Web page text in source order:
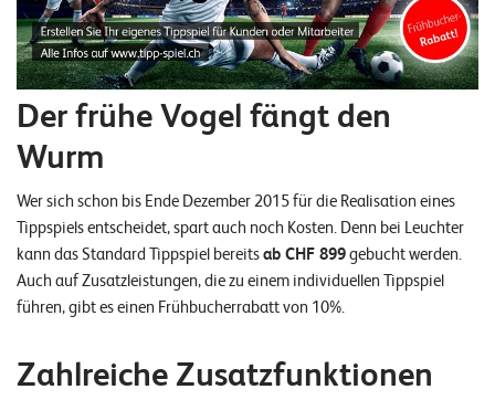
a
r
r
i
r
e
N
e
s
Der frühe Vogel fängt den
Wurm
Wer sich schon bis Ende Dezember 2015 für die Realisation eines
Tippspiels entscheidet, spart auch noch Kosten. Denn bei Leuchter
kann das Standard Tippspiel bereitsab CHF 899gebucht werden.
Auch auf Zusatzleistungen, die zu einem individuellen Tippspiel
führen, gibt es einen Frühbucherrabatt von 10%.
Zahlreiche Zusatzfunktionen